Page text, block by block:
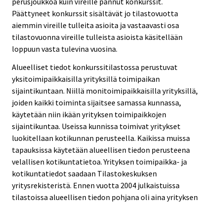
Päättyneet konkurssit sisältävät jo tilastovuotta
aiemmin vireille tulleita asioita ja vastaavasti osa
tilastovuonna vireille tulleista asioista käsitellään
loppuun vasta tulevina vuosina.
Alueelliset tiedot konkurssitilastossa perustuvat
yksitoimipaikkaisilla yrityksillä toimipaikan
sijaintikuntaan. Niillä monitoimipaikkaisilla yrityksillä,
joiden kaikki toiminta sijaitsee samassa kunnassa,
käytetään niin ikään yrityksen toimipaikkojen
sijaintikuntaa. Useissa kunnissa toimivat yritykset
luokitellaan kotikunnan perusteella. Kaikissa muissa
tapauksissa käytetään alueellisen tiedon perusteena
velallisen kotikuntatietoa. Yrityksen toimipaikka- ja
kotikuntatiedot saadaan Tilastokeskuksen
yritysrekisteristä. Ennen vuotta 2004 julkaistuissa
tilastoissa alueellisen tiedon pohjana oli aina yrityksen